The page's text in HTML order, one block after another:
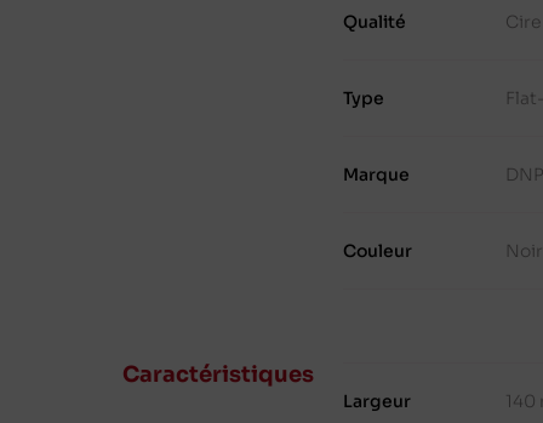
Qualité Cire
Type
Marque
Couleur Noir
Caractéristiques
Largeur 140